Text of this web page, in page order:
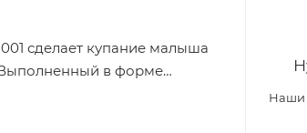
сделает купание малыша
Выполненный в форме
Наши